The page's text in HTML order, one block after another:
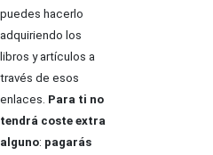
puedes hacerlo
adquiriendo los
libros y artículos a
través de esos
enlaces. Para ti no
tendrá coste extra
alguno: pagarás